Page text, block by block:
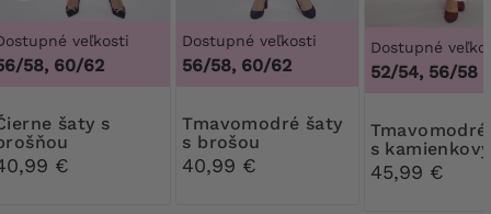
veľkosti
58, 60/62
s
€
Dostupné veľkosti
56/58, 60/62
Tmavomodré šaty
s brošou
40,99 €
Dostupné
52/54, 56/58
Tmavomodré šaty
s
kvietkom
45,99 €